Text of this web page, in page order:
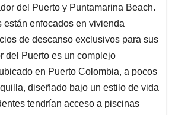
del Puerto y Puntamarina Beach.
están enfocados en vivienda
de descanso exclusivos para sus
del Puerto es un complejo
en Puerto Colombia, a pocos
diseñado bajo un estilo de vida
tendrían acceso a piscinas